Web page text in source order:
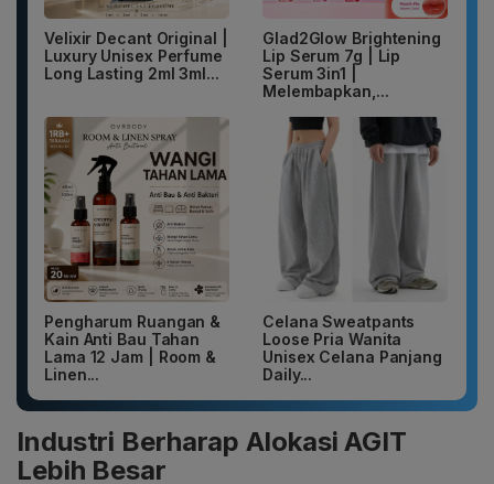
Velixir Decant Original |
Luxury Unisex Perfume
Long Lasting 2ml 3ml...
Glad2Glow Brightening
Lip Serum 7g | Lip
Serum 3in1 |
Melembapkan,...
Pengharum Ruangan &
Kain Anti Bau Tahan
Lama 12 Jam | Room &
Linen...
Celana Sweatpants
Loose Pria Wanita
Unisex Celana Panjang
Daily...
Industri Berharap Alokasi AGIT
Lebih Besar